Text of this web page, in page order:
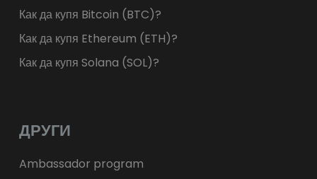
Как да купя Bitcoin (BTC)?
Как да купя Ethereum (ETH)?
Как да купя Solana (SOL)?
ДРУГИ
Ambassador program